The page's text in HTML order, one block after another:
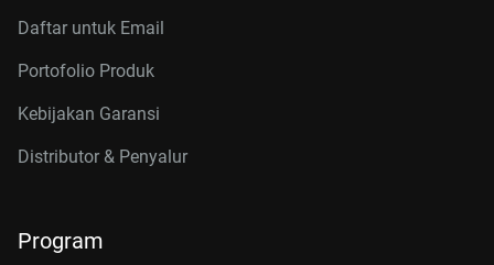
Daftar untuk Email
Portofolio Produk
Kebijakan Garansi
Distributor & Penyalur
Program